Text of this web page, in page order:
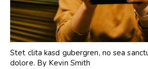
Stet clita kasd gubergren, no sea
dolore. By Kevin Smith